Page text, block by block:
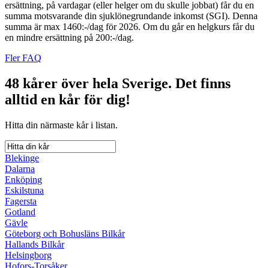
ersättning, på vardagar (eller helger om du skulle jobbat) får du en
summa motsvarande din sjuklönegrundande inkomst (SGI). Denna
summa är max 1460:-/dag för 2026. Om du går en helgkurs får du
en mindre ersättning på 200:-/dag.
Fler FAQ
48 kårer över hela Sverige. Det finns
alltid en kår för dig!
Hitta din närmaste kår i listan.
Blekinge
Dalarna
Enköping
Eskilstuna
Fagersta
Gotland
Gävle
Göteborg och Bohusläns Bilkår
Hallands Bilkår
Helsingborg
Hofors-Torsåker